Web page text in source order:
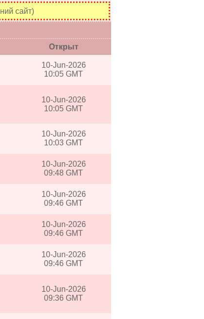
сайт)
Открыт
10-Jun-2026
10:05 GMT
10-Jun-2026
10:05 GMT
10-Jun-2026
10:03 GMT
10-Jun-2026
09:48 GMT
10-Jun-2026
09:46 GMT
10-Jun-2026
09:46 GMT
10-Jun-2026
09:46 GMT
10-Jun-2026
09:36 GMT